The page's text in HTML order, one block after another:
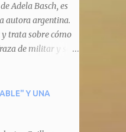
Adela Basch, es
autora argentina.
trata sobre cómo
de militar y se
por ahí. En
Teteu, el tero,
Y UNA